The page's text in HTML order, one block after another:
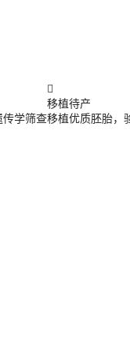
传学筛查

移植待产
移植优质胚胎，